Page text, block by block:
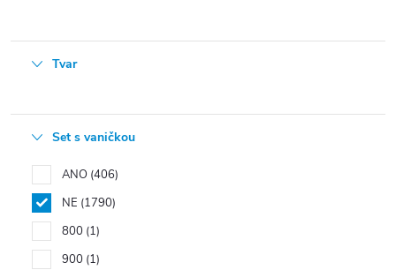
Tvar
Set s vaničkou
ANO 406
NE 1790
800 1
900 1